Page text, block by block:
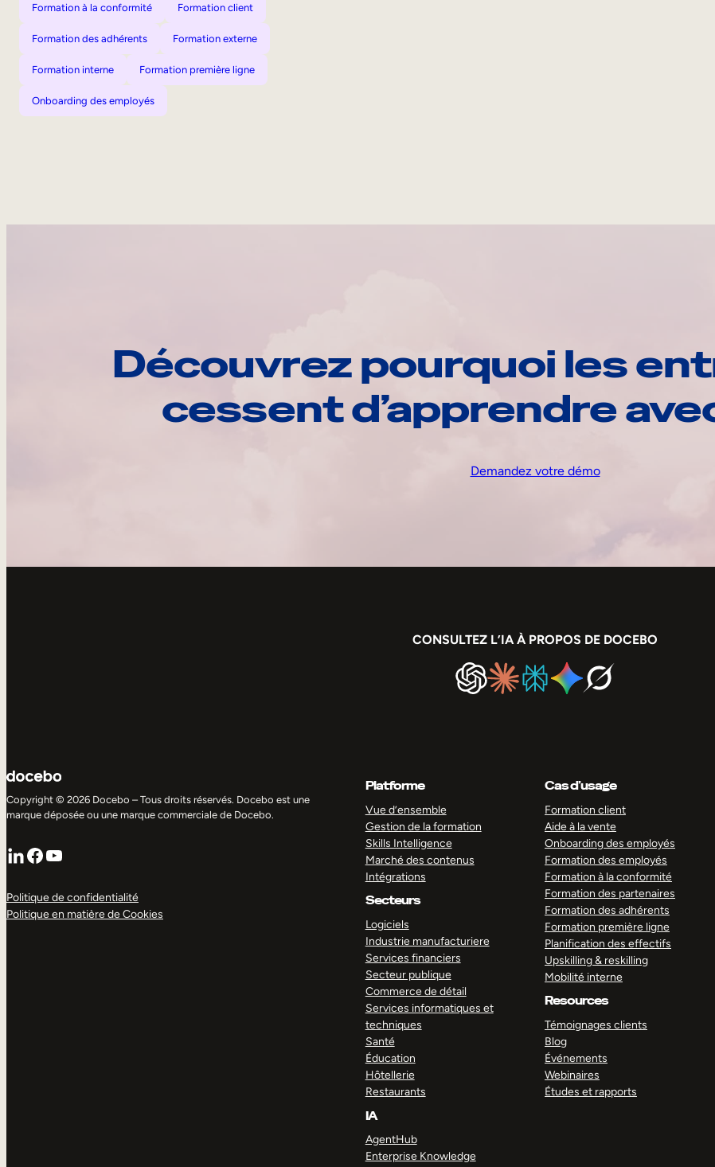
Formation à la conformité Formation client
Formation des adhérents Formation externe
Formation interne Formation première ligne
Onboarding des employés
Découvrez pourquoi les
cessent d’apprendre
Demandez votre démo
CONSULTEZ L’IA À PROPOS DE DOCEBO
Copyright © 2026 Docebo – Tous droits réservés. Docebo est une
marque déposée ou une marque commerciale de Docebo.
LinkedIn
Facebook
YouTube
Politique de confidentialité
Politique en matière de Cookies
Platforme
Vue d’ensemble
Gestion de la formation
Skills Intelligence
Marché des contenus
Intégrations
Secteurs
Logiciels
Industrie manufacturiere
Services financiers
Secteur publique
Commerce de détail
Services informatiques et
techniques
Santé
Éducation
Hôtellerie
Restaurants
IA
AgentHub
Enterprise Knowledge
Cas d’usage
Formation client
Aide à la vente
Onboarding des employés
Formation des employés
Formation à la conformité
Formation des partenaires
Formation des adhérents
Formation première ligne
Planification des effectifs
Upskilling & reskilling
Mobilité interne
Resources
Témoignages clients
Blog
Événements
Webinaires
Études et rapports